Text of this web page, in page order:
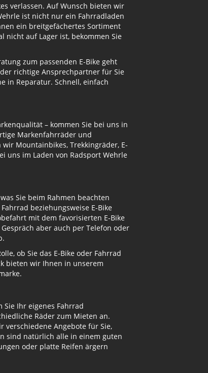
verlassen. Auf Wunsch bieten wir
ist nicht nur ein Fahrradladen
ein breitgefächertes Sortiment
nicht auf Lager ist, bekommen Sie
zum passenden E-Bike geht
richtige Ansprechpartner für Sie
in Reparatur. Schnell, einfach
– kommen Sie bei uns in
Markenfahrräder und
Mountainbikes, Trekkingräder, E-
uns im Laden von Radsport Wehrle
Sie beim Rahmen beachten
beziehungsweise E-Bike
mit dem favorisierten E-Bike
aber auch per Telefon oder
ob Sie das E-Bike oder Fahrrad
bieten wir Ihnen in unserem
Ihr eigenes Fahrrad
Räder zum Mieten an.
verschiedene Angebote für Sie,
sind natürlich alle in einem guten
oder platte Reifen ärgern